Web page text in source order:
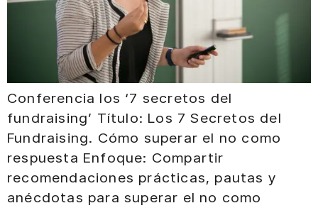
Conferencia los ‘7 secretos del
fundraising’ Título: Los 7 Secretos del
Fundraising. Cómo superar el no como
respuesta Enfoque: Compartir
recomendaciones prácticas, pautas y
anécdotas para superar el no como